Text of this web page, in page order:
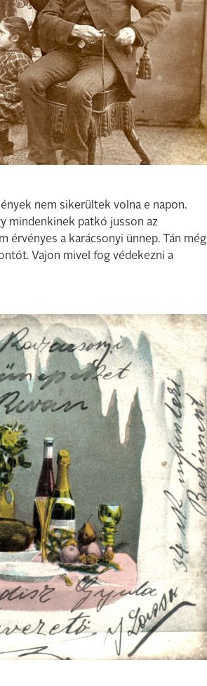
nem sikerültek volna e napon.
mindenkinek patkó jusson az
érvényes a karácsonyi ünnep. Tán még
Vajon mivel fog védekezni a